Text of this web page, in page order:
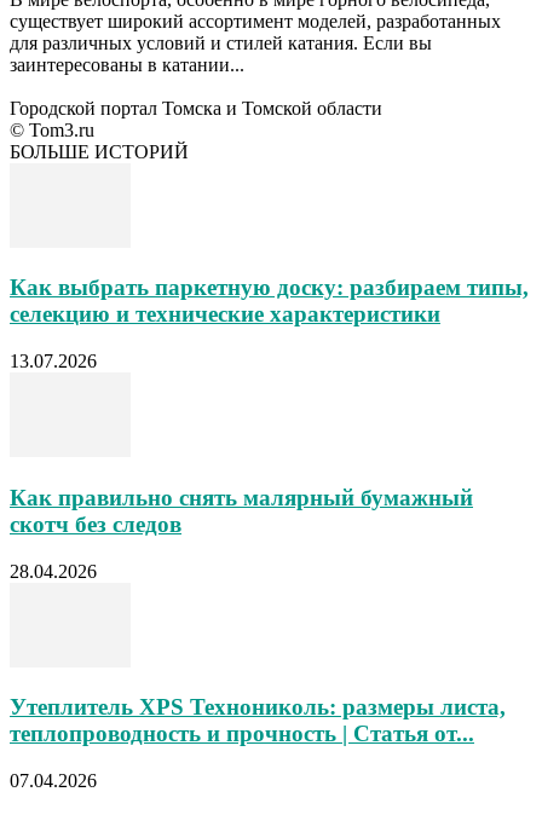
существует широкий ассортимент моделей, разработанных
для различных условий и стилей катания. Если вы
заинтересованы в катании...
Городской портал Томска и Томской области
© Tom3.ru
БОЛЬШЕ ИСТОРИЙ
Как выбрать паркетную доску: разбираем типы,
селекцию и технические характеристики
13.07.2026
Как правильно снять малярный бумажный
скотч без следов
28.04.2026
Утеплитель XPS Технониколь: размеры листа,
теплопроводность и прочность | Статья от...
07.04.2026